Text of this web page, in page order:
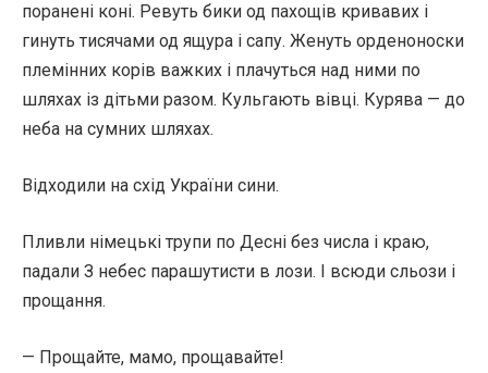
поранені коні. Ревуть бики од пахощів кривавих і
гинуть тисячами од ящура і сапу. Женуть орденоноски
племінних корів важких і плачуться над ними по
шляхах із дітьми разом. Кульгають вівці. Курява — до
неба на сумних шляхах.
Відходили на схід України сини.
Пливли німецькі трупи по Десні без числа і краю,
падали З небес парашутисти в лози. І всюди сльози і
прощання.
— Прощайте, мамо, прощавайте!